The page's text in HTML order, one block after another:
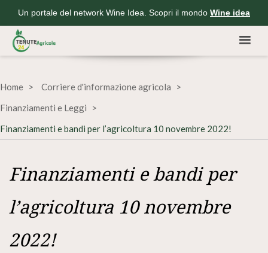
Un portale del network Wine Idea. Scopri il mondo Wine idea
Home
Corriere d'informazione agricola
Finanziamenti e Leggi
Finanziamenti e bandi per l’agricoltura 10 novembre 2022!
Finanziamenti e bandi per
l’agricoltura 10 novembre
2022!